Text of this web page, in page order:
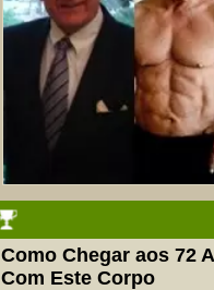
Como Chegar aos 72
Com Este Corpo